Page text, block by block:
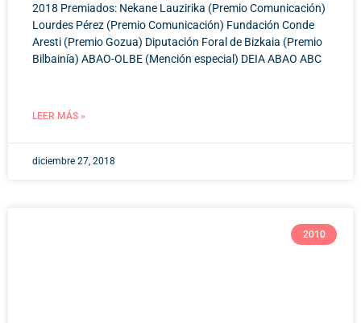
2018 Premiados: Nekane Lauzirika (Premio Comunicación)
Lourdes Pérez (Premio Comunicación) Fundación Conde
Aresti (Premio Gozua) Diputación Foral de Bizkaia (Premio
Bilbainía) ABAO-OLBE (Mención especial) DEIA ABAO ABC
LEER MÁS »
diciembre 27, 2018
2010